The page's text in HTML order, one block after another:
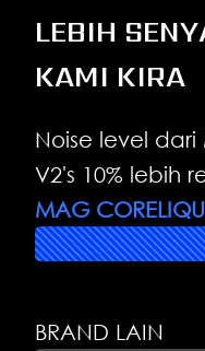
LEBIH
KAMI KIRA
Noise level dari
V2's 10% lebih
MAG
BRAND LAIN